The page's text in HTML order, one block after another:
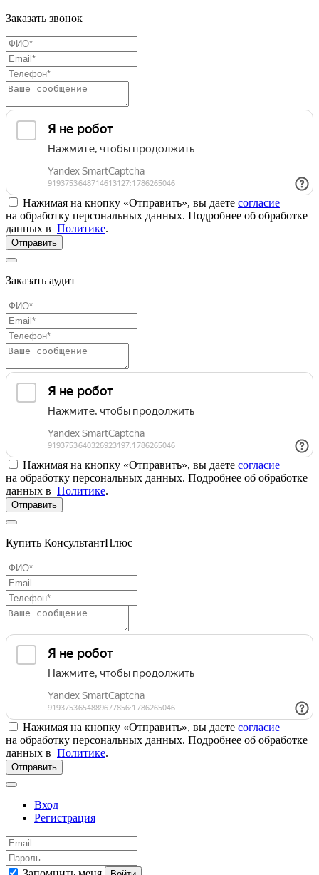
Заказать звонок
Нажимая на кнопку «Отправить», вы даете согласие
на обработку персональных данных. Подробнее об обработке
данных в Политике.
Отправить
Заказать аудит
Нажимая на кнопку «Отправить», вы даете согласие
на обработку персональных данных. Подробнее об обработке
данных в Политике.
Отправить
Купить КонсультантПлюс
Нажимая на кнопку «Отправить», вы даете согласие
на обработку персональных данных. Подробнее об обработке
данных в Политике.
Отправить
Вход
Регистрация